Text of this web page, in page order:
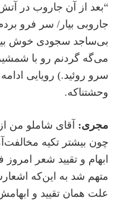
“بعد از آن جاروب در
جاروبی بیار/ سر فرو
بی‌ساجد سجودی خوش
می‌گه گردنم رو با
سرو روئید.)‌ رویایی ادامه
وحشتناکه.
مجری: آقای شاملو من
چون بیشتر تکیه
ابهام و تقیید شعر
متهم شد به این‌که
علت همان تقیید‌ و